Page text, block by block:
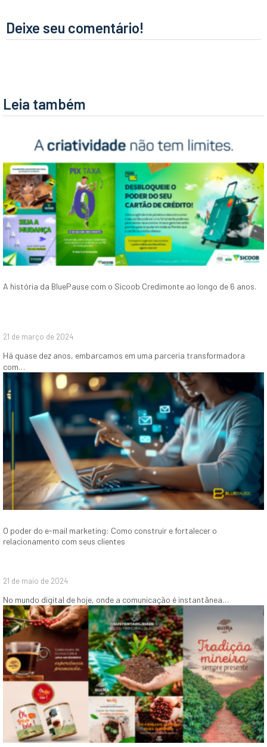
Deixe seu comentário!
Leia também
A história da BluePause com o Sicoob Credimonte ao longo de 6 anos.
21 de março de 2024
Há quase dez anos, embarcamos em uma parceria transformadora
com…
O poder do e-mail marketing: Como construir e fortalecer o
relacionamento com seus clientes
21 de maio de 2024
No mundo digital de hoje, onde a comunicação é instantânea…